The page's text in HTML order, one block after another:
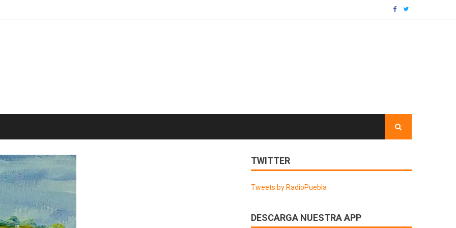
TWITTER
Tweets by RadioPuebla
DESCARGA NUESTRA APP